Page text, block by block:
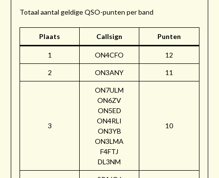
Totaal aantal geldige QSO-punten per band
Plaats Callsign Punten
1 ON4CFO 12
2 ON3ANY 11
3
ON7ULM
ON6ZV
ON5ED
ON4RLI
ON3YB
ON3LMA
F4FTJ
DL3NM
10